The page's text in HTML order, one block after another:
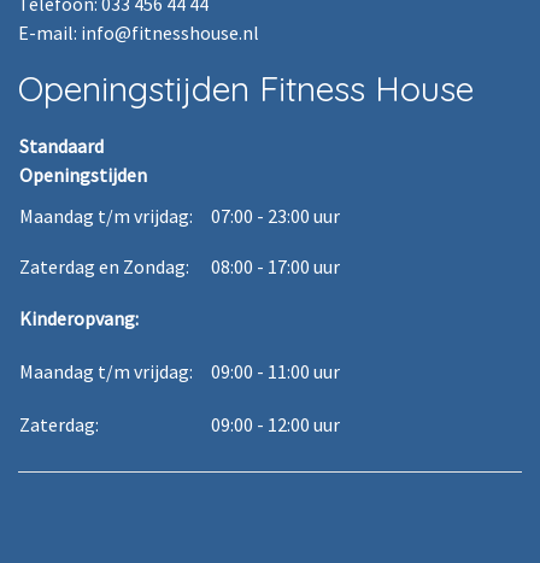
E-mail: info@fitnesshouse.nl
Openingstijden Fitness House
Standaard
Openingstijden
Maandag t/m vrijdag:
07:00 - 23:00 uur
Zaterdag en Zondag: 08:00 - 17:00 uur
Kinderopvang:
Maandag t/m vrijdag: 09:00 - 11:00 uur
Zaterdag: 09:00 - 12:00 uur